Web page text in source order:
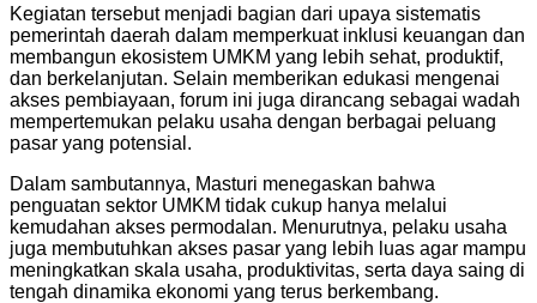
Kegiatan tersebut menjadi bagian dari upaya sistematis
pemerintah daerah dalam memperkuat inklusi keuangan dan
membangun ekosistem UMKM yang lebih sehat, produktif,
dan berkelanjutan. Selain memberikan edukasi mengenai
akses pembiayaan, forum ini juga dirancang sebagai wadah
mempertemukan pelaku usaha dengan berbagai peluang
pasar yang potensial.
Dalam sambutannya, Masturi menegaskan bahwa
penguatan sektor UMKM tidak cukup hanya melalui
kemudahan akses permodalan. Menurutnya, pelaku usaha
juga membutuhkan akses pasar yang lebih luas agar mampu
meningkatkan skala usaha, produktivitas, serta daya saing di
tengah dinamika ekonomi yang terus berkembang.